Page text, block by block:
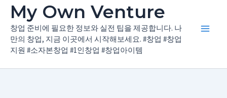
My Own Venture
창업 준비에 필요한 정보와 실전 팁을 제공합니다. 나
만의 창업, 지금 이곳에서 시작해보세요. #창업 #창업
지원 #소자본창업 #1인창업 #창업아이템